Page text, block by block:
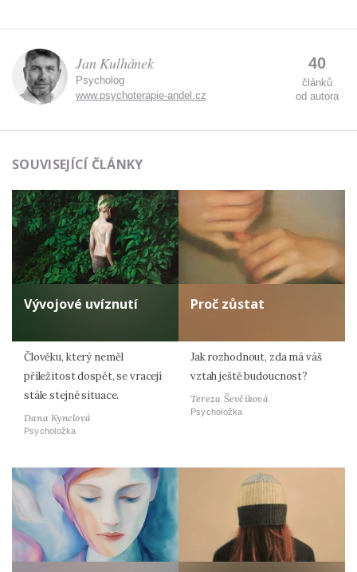
Jan Kulhánek
Psycholog
www.psychoterapie-andel.cz
40
článků
od autora
SOUVISEJÍCÍ ČLÁNKY
Vývojové uvíznutí
Člověku, který neměl
příležitost dospět, se vracejí
stále stejné situace.
Dana Kynclová
Psycholožka
Proč zůstat
Jak rozhodnout, zda má váš
vztah ještě budoucnost?
Tereza Ševčíková
Psycholožka